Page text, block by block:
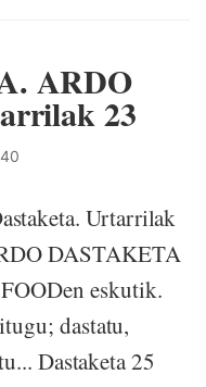
ARDO
23
Urtarrilak
DASTAKETA
eskutik.
dastatu,
Dastaketa 25